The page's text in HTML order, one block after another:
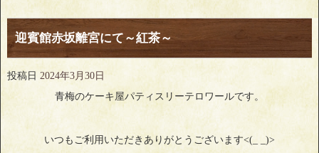
迎賓館赤坂離宮にて～紅茶～
投稿日 2024年3月30日
青梅のケーキ屋パティスリーテロワールです。
いつもご利用いただきありがとうございます<(_ _)>